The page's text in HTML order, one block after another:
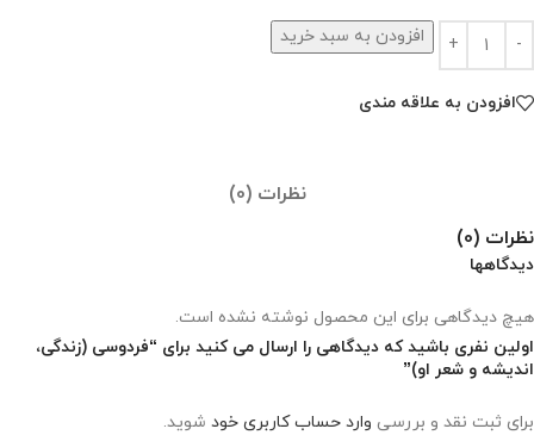
افزودن به سبد خرید
افزودن به علاقه مندی
نظرات (0)
نظرات (0)
دیدگاهها
هیچ دیدگاهی برای این محصول نوشته نشده است.
اولین نفری باشید که دیدگاهی را ارسال می کنید برای “فردوسی (زندگی،
اندیشه و شعر او)”
برای ثبت نقد و بررسی وارد حساب کاربری خود شوید.